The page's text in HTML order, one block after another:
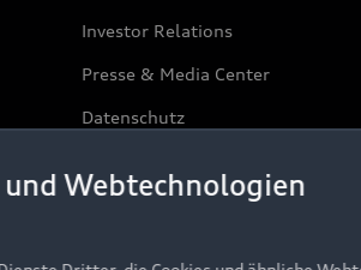
Investor Relations
Presse & Media Center
Datenschutz
Webtechnologien